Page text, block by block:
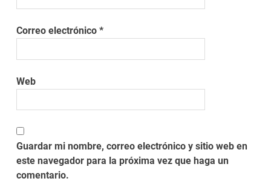
Correo electrónico*
Web
Guardar mi nombre, correo electrónico y sitio web en
este navegador para la próxima vez que haga un
comentario.